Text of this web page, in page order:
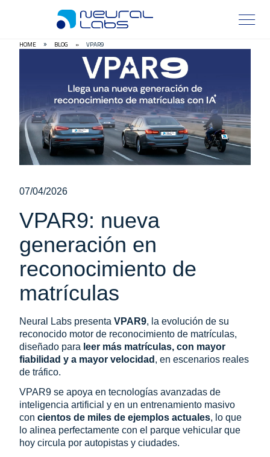
HOME » BLOG » VPAR9
07/04/2026
VPAR9: nueva
generación en
reconocimiento de
matrículas
Neural Labs presenta VPAR9, la evolución de su
reconocido motor de reconocimiento de matrículas,
diseñado para leer más matrículas, con mayor
fiabilidad y a mayor velocidad , en escenarios reales
de tráfico.
VPAR9 se apoya en tecnologías avanzadas de
inteligencia artificial y en un entrenamiento masivo
con cientos de miles de ejemplos actuales, lo que
lo alinea perfectamente con el parque vehicular que
hoy circula por autopistas y ciudades.